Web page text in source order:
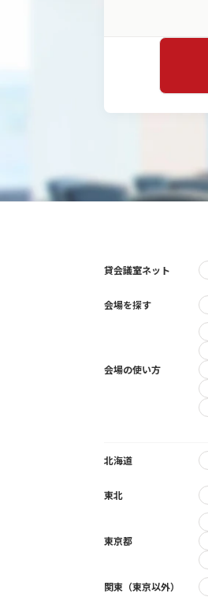
貸会議室ネット
会場を探す
会場の使い方
北海道
東北
東京都
関東（東京以外）